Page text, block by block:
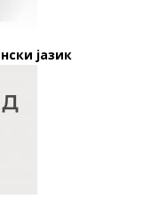
јазик